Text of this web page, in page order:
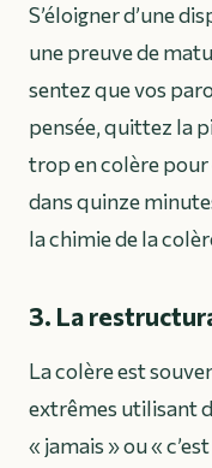
S’éloigner d’une
une preuve de
sentez que vos
pensée, quittez la
trop en colère
dans quinze
la chimie de la
3. La
La colère est
extrêmes utilisant
« jamais » ou «